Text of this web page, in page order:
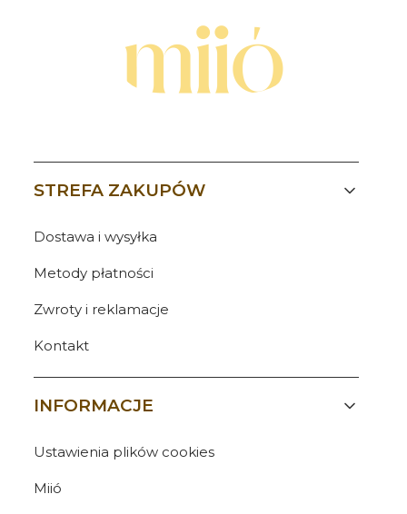
Linki w stopce
STREFA ZAKUPÓW
Dostawa i wysyłka
Metody płatności
Zwroty i reklamacje
Kontakt
INFORMACJE
Ustawienia plików cookies
Miió